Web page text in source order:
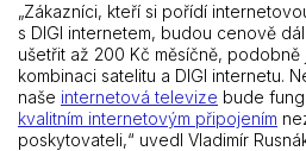
„Zákazníci, kteří si pořídí
s DIGI internetem, budou cenově
ušetřit až 200 Kč měsíčně,
kombinaci satelitu a DIGI internetu.
naše internetová televize bude
kvalitním internetovým připojením
poskytovateli,“ uvedl Vladimír